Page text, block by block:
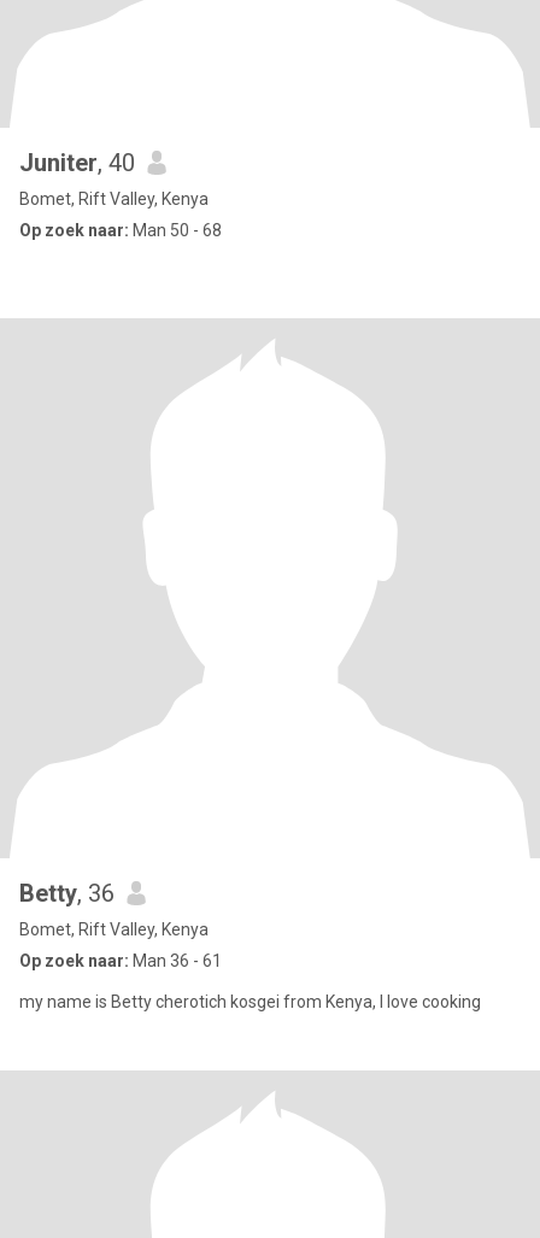
Juniter, 40
Bomet, Rift Valley, Kenya
Op zoek naar: Man 50 - 68
Betty, 36
Bomet, Rift Valley, Kenya
Op zoek naar: Man 36 - 61
my name is Betty cherotich kosgei from Kenya, l love cooking